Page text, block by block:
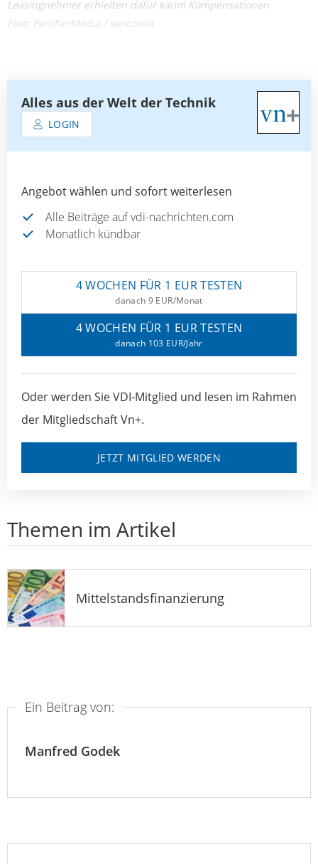
Leasingnehmer erhielten dafür kaum Kompensationen.
Foto: PantherMedia / welcomia
Alles aus der Welt der Technik
LOGIN
Angebot wählen und sofort weiterlesen
Alle Beiträge auf vdi-nachrichten.com
Monatlich kündbar
4 WOCHEN FÜR 1 EUR TESTEN
danach 9 EUR/Monat
4 WOCHEN FÜR 1 EUR TESTEN
danach 103 EUR/Jahr
Oder werden Sie VDI-Mitglied und lesen im Rahmen
der Mitgliedschaft Vn+.
JETZT MITGLIED WERDEN
Themen im Artikel
Mittelstandsfinanzierung
Ein Beitrag von:
Manfred Godek